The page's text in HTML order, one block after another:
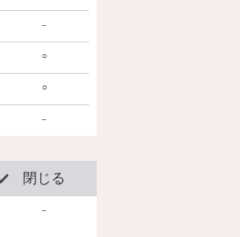
－
○
○
－
閉じる
－